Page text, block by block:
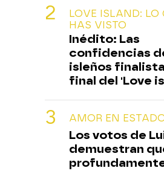
LOVE ISLAND: LO
HAS VISTO
Inédito: Las
confidencias
isleños
final del 'Love
AMOR EN
Los votos de
demuestran